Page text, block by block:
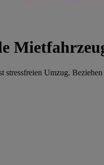
stressfreien Umzug.